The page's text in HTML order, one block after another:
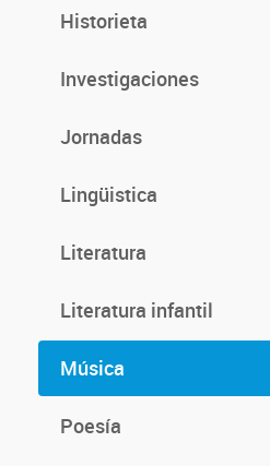
Historieta
Investigaciones
Jornadas
Lingüistica
Literatura
Literatura infantil
Música
Poesía